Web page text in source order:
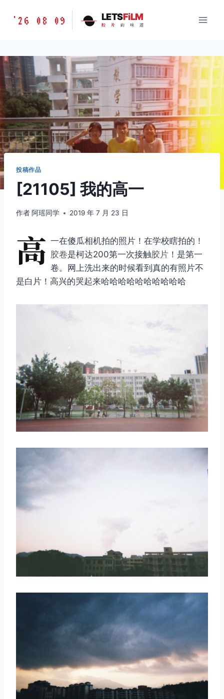
胶
味
道
LETSFILM
'26 08 09 LETSFiLM
胶 片 的 味 道
投稿作品
[21105] 我的高一
作者 阿瑶同学 2019 年 7 月 23 日
高 一在傻瓜相机拍的照片！在学校瞎拍的！
胶卷是柯达200第一次接触胶片 ！是第一
卷。网上洗出来的时候看到真的有照片不
是白片！高兴的哭起来哈哈哈哈哈哈哈哈哈哈